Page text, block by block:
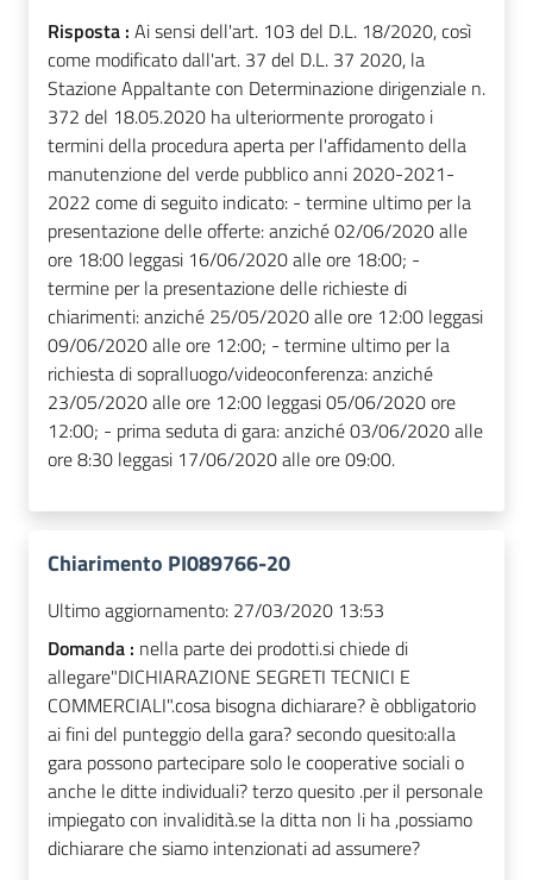
Risposta : Ai sensi dell'art. 103 del D.L. 18/2020, così
come modificato dall'art. 37 del D.L. 37 2020, la
Stazione Appaltante con Determinazione dirigenziale n.
372 del 18.05.2020 ha ulteriormente prorogato i
termini della procedura aperta per l'affidamento della
manutenzione del verde pubblico anni 2020-2021-
2022 come di seguito indicato: - termine ultimo per la
presentazione delle offerte: anziché 02/06/2020 alle
ore 18:00 leggasi 16/06/2020 alle ore 18:00; -
termine per la presentazione delle richieste di
chiarimenti: anziché 25/05/2020 alle ore 12:00 leggasi
09/06/2020 alle ore 12:00; - termine ultimo per la
richiesta di sopralluogo/videoconferenza: anziché
23/05/2020 alle ore 12:00 leggasi 05/06/2020 ore
12:00; - prima seduta di gara: anziché 03/06/2020 alle
ore 8:30 leggasi 17/06/2020 alle ore 09:00.
Chiarimento PI089766-20
Ultimo aggiornamento: 27/03/2020 13:53
Domanda : nella parte dei prodotti.si chiede di
allegare"DICHIARAZIONE SEGRETI TECNICI E
COMMERCIALI".cosa bisogna dichiarare? è obbligatorio
ai fini del punteggio della gara? secondo quesito:alla
gara possono partecipare solo le cooperative sociali o
anche le ditte individuali? terzo quesito .per il personale
impiegato con invalidità.se la ditta non li ha ,possiamo
dichiarare che siamo intenzionati ad assumere?